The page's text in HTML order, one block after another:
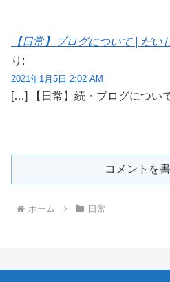
【日常】ブログについて | だい
り:
2021年1月5日 2:02 AM
[…] 【日常】続・ブログについ
コメントを
ホーム 日常